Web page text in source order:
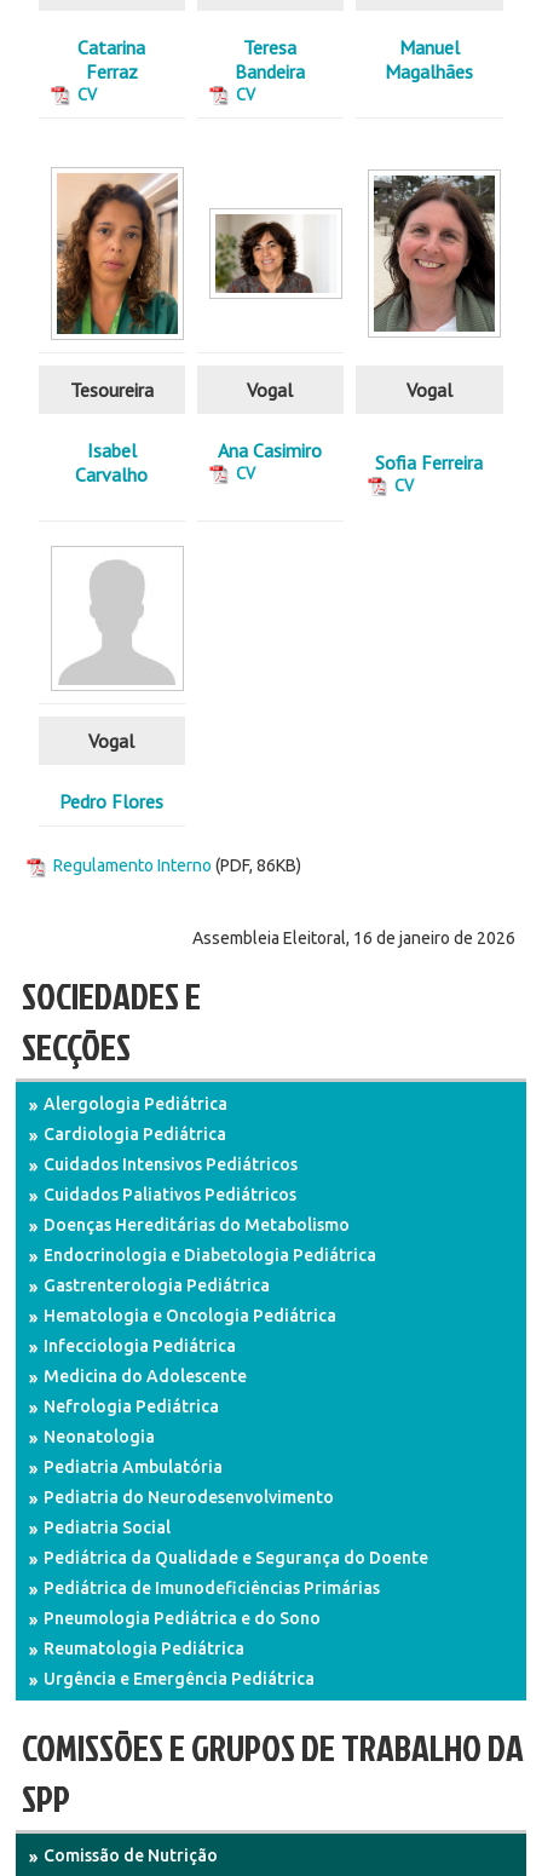
Catarina
Ferraz
CV
Teresa
Bandeira
CV
Manuel
Magalhães
Tesoureira Vogal Vogal
Isabel
Carvalho
Ana Casimiro
CV Sofia Ferreira
CV
Vogal
Pedro Flores
Regulamento Interno (PDF, 86KB)
Assembleia Eleitoral, 16 de janeiro de 2026
SOCIEDADES E
SECÇÕES
Alergologia Pediátrica
Cardiologia Pediátrica
Cuidados Intensivos Pediátricos
Cuidados Paliativos Pediátricos
Doenças Hereditárias do Metabolismo
Endocrinologia e Diabetologia Pediátrica
Gastrenterologia Pediátrica
Hematologia e Oncologia Pediátrica
Infecciologia Pediátrica
Medicina do Adolescente
Nefrologia Pediátrica
Neonatologia
Pediatria Ambulatória
Pediatria do Neurodesenvolvimento
Pediatria Social
Pediátrica da Qualidade e Segurança do Doente
Pediátrica de Imunodeficiências Primárias
Pneumologia Pediátrica e do Sono
Reumatologia Pediátrica
Urgência e Emergência Pediátrica
COMISSÕES E GRUPOS DE TRABALHO DA
SPP
Comissão de Nutrição